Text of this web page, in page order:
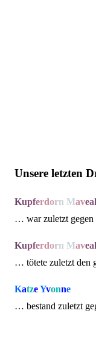
Unsere letzten
Kupferdorn Mavea
… war zuletzt gegen
Kupferdorn Mavea
… tötete zuletzt den
KatzeYvonne
… bestand zuletzt